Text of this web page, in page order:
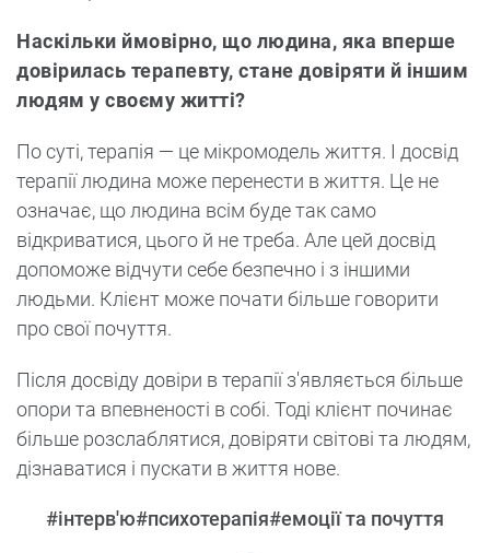
Наскільки ймовірно, що людина, яка вперше
довірилась терапевту, стане довіряти й іншим
людям у своєму житті?
По суті, терапія — це мікромодель життя. І досвід
терапії людина може перенести в життя. Це не
означає, що людина всім буде так само
відкриватися, цього й не треба. Але цей досвід
допоможе відчути себе безпечно і з іншими
людьми. Клієнт може почати більше говорити
про свої почуття.
Після досвіду довіри в терапії з'являється більше
опори та впевненості в собі. Тоді клієнт починає
більше розслаблятися, довіряти світові та людям,
дізнаватися і пускати в життя нове.
#інтерв'ю#психотерапія#емоції та почуття